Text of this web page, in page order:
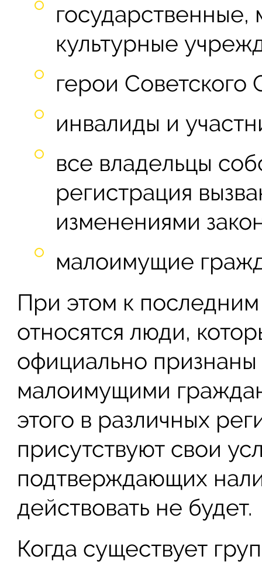
культурные
герои Советского
инвалиды и
все владельцы
регистрация
изменениями
малоимущие
При этом к последним
относятся люди,
официально признаны
малоимущими
этого в различных
присутствуют свои
подтверждающих
действовать не будет.
Когда существует